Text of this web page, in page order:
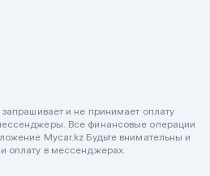
и не принимает оплату
Все финансовые операции
Mycar.kz Будьте внимательны и
оплату в мессенджерах.